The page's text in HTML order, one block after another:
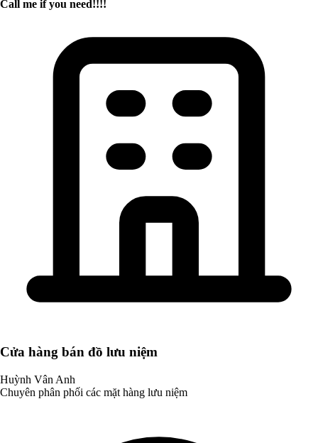
Call me if you need!!!!
Cửa hàng bán đồ lưu niệm
Huỳnh Vân Anh
Chuyên phân phối các mặt hàng lưu niệm